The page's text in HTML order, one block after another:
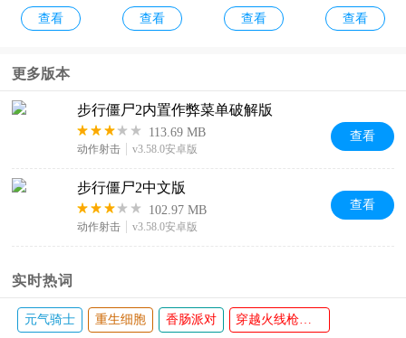
正版手游
查看
女神手游
查看
查看
查看
更多版本
步行僵尸2内置作弊菜单破解版
113.69 MB
动作射击 v3.58.0安卓版
查看
步行僵尸2中文版
102.97 MB
动作射击 v3.58.0安卓版
查看
实时热词
重生细胞 香肠派对 穿越火线枪战王者